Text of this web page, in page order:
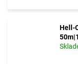
Hell-